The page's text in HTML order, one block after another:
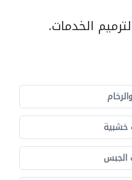
الخدمات.
خشبية
الجبس